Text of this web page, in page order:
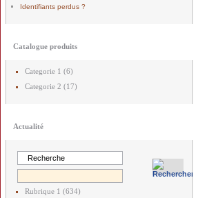
Identifiants perdus ?
Catalogue produits
Categorie 1 (6)
Categorie 2 (17)
Actualité
Rubrique 1 (634)